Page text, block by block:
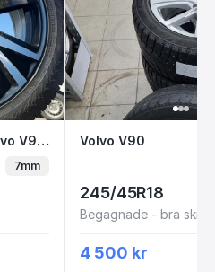
Volvo V90 18" Nokian
Kompletta vinterhjul Volvo V90 18" Nokian
7mm
Volvo V90
Volvo V90
245/45R18
Begagnade - bra skick
4 500 kr